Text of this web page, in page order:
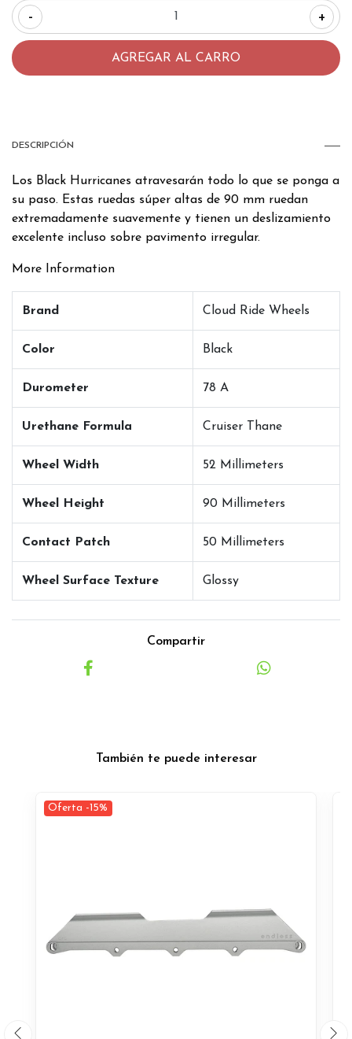
- +
DESCRIPCIÓN
Los Black Hurricanes atravesarán todo lo que se ponga a
su paso. Estas ruedas súper altas de 90 mm ruedan
extremadamente suavemente y tienen un deslizamiento
excelente incluso sobre pavimento irregular.
More Information
Brand Cloud Ride Wheels
Color Black
Durometer 78 A
Urethane Formula Cruiser Thane
Wheel Width 52 Millimeters
Wheel Height 90 Millimeters
Contact Patch 50 Millimeters
Wheel Surface Texture Glossy
Compartir
También te puede interesar
Oferta -15%